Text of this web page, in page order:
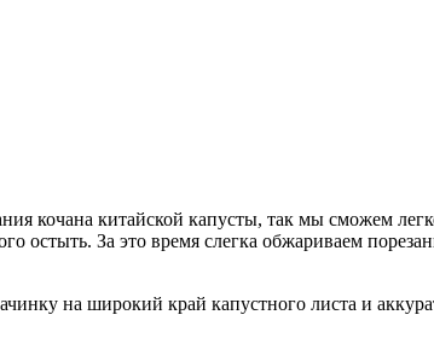
кочана китайской капусты, так мы сможем
остыть. За это время слегка обжариваем
на широкий край капустного листа и